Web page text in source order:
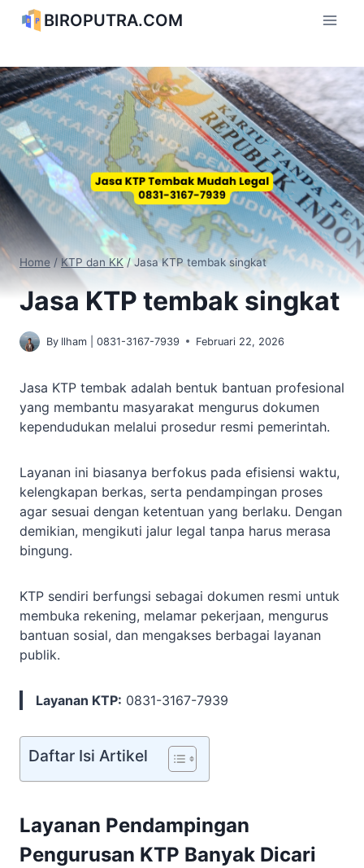
BIROPUTRA.COM
Home / KTP dan KK / Jasa KTP tembak singkat
Jasa KTP tembak singkat
By Ilham | 0831-3167-7939 Februari 22, 2026
Jasa KTP tembak adalah bentuk bantuan profesional
yang membantu masyarakat mengurus dokumen
kependudukan melalui prosedur resmi pemerintah.
Layanan ini biasanya berfokus pada efisiensi waktu,
kelengkapan berkas, serta pendampingan proses
agar sesuai dengan ketentuan yang berlaku. Dengan
demikian, mengikuti jalur legal tanpa harus merasa
bingung.
KTP sendiri berfungsi sebagai dokumen resmi untuk
membuka rekening, melamar pekerjaan, mengurus
bantuan sosial, dan mengakses berbagai layanan
publik.
Layanan KTP: 0831-3167-7939
Daftar Isi Artikel
Layanan Pendampingan
Pengurusan KTP Banyak Dicari